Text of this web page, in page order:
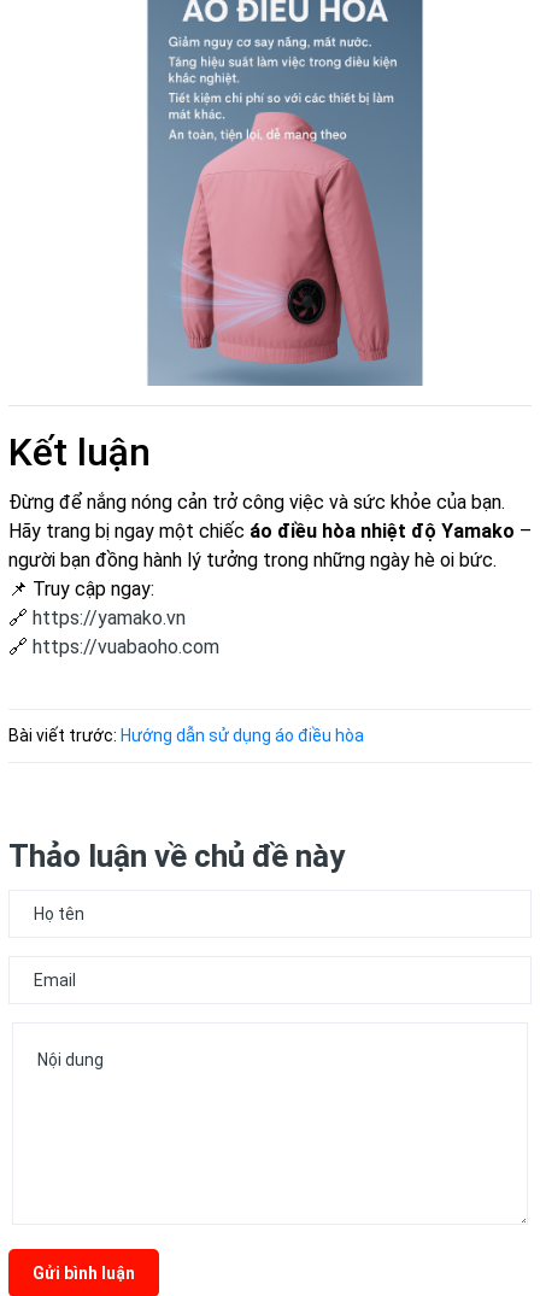
Kết luận
Đừng để nắng nóng cản trở công việc và sức khỏe của bạn.
Hãy trang bị ngay một chiếc áo điều hòa nhiệt độ Yamako –
người bạn đồng hành lý tưởng trong những ngày hè oi bức.
📌 Truy cập ngay:
🔗 https://yamako.vn
🔗 https://vuabaoho.com
Bài viết trước: Hướng dẫn sử dụng áo điều hòa
Thảo luận về chủ đề này
Gửi bình luận